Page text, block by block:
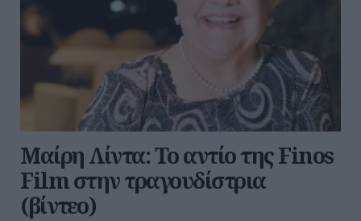
Μαίρη Λίντα: Το αντίο της Finos
Film στην τραγουδίστρια
(βίντεο)